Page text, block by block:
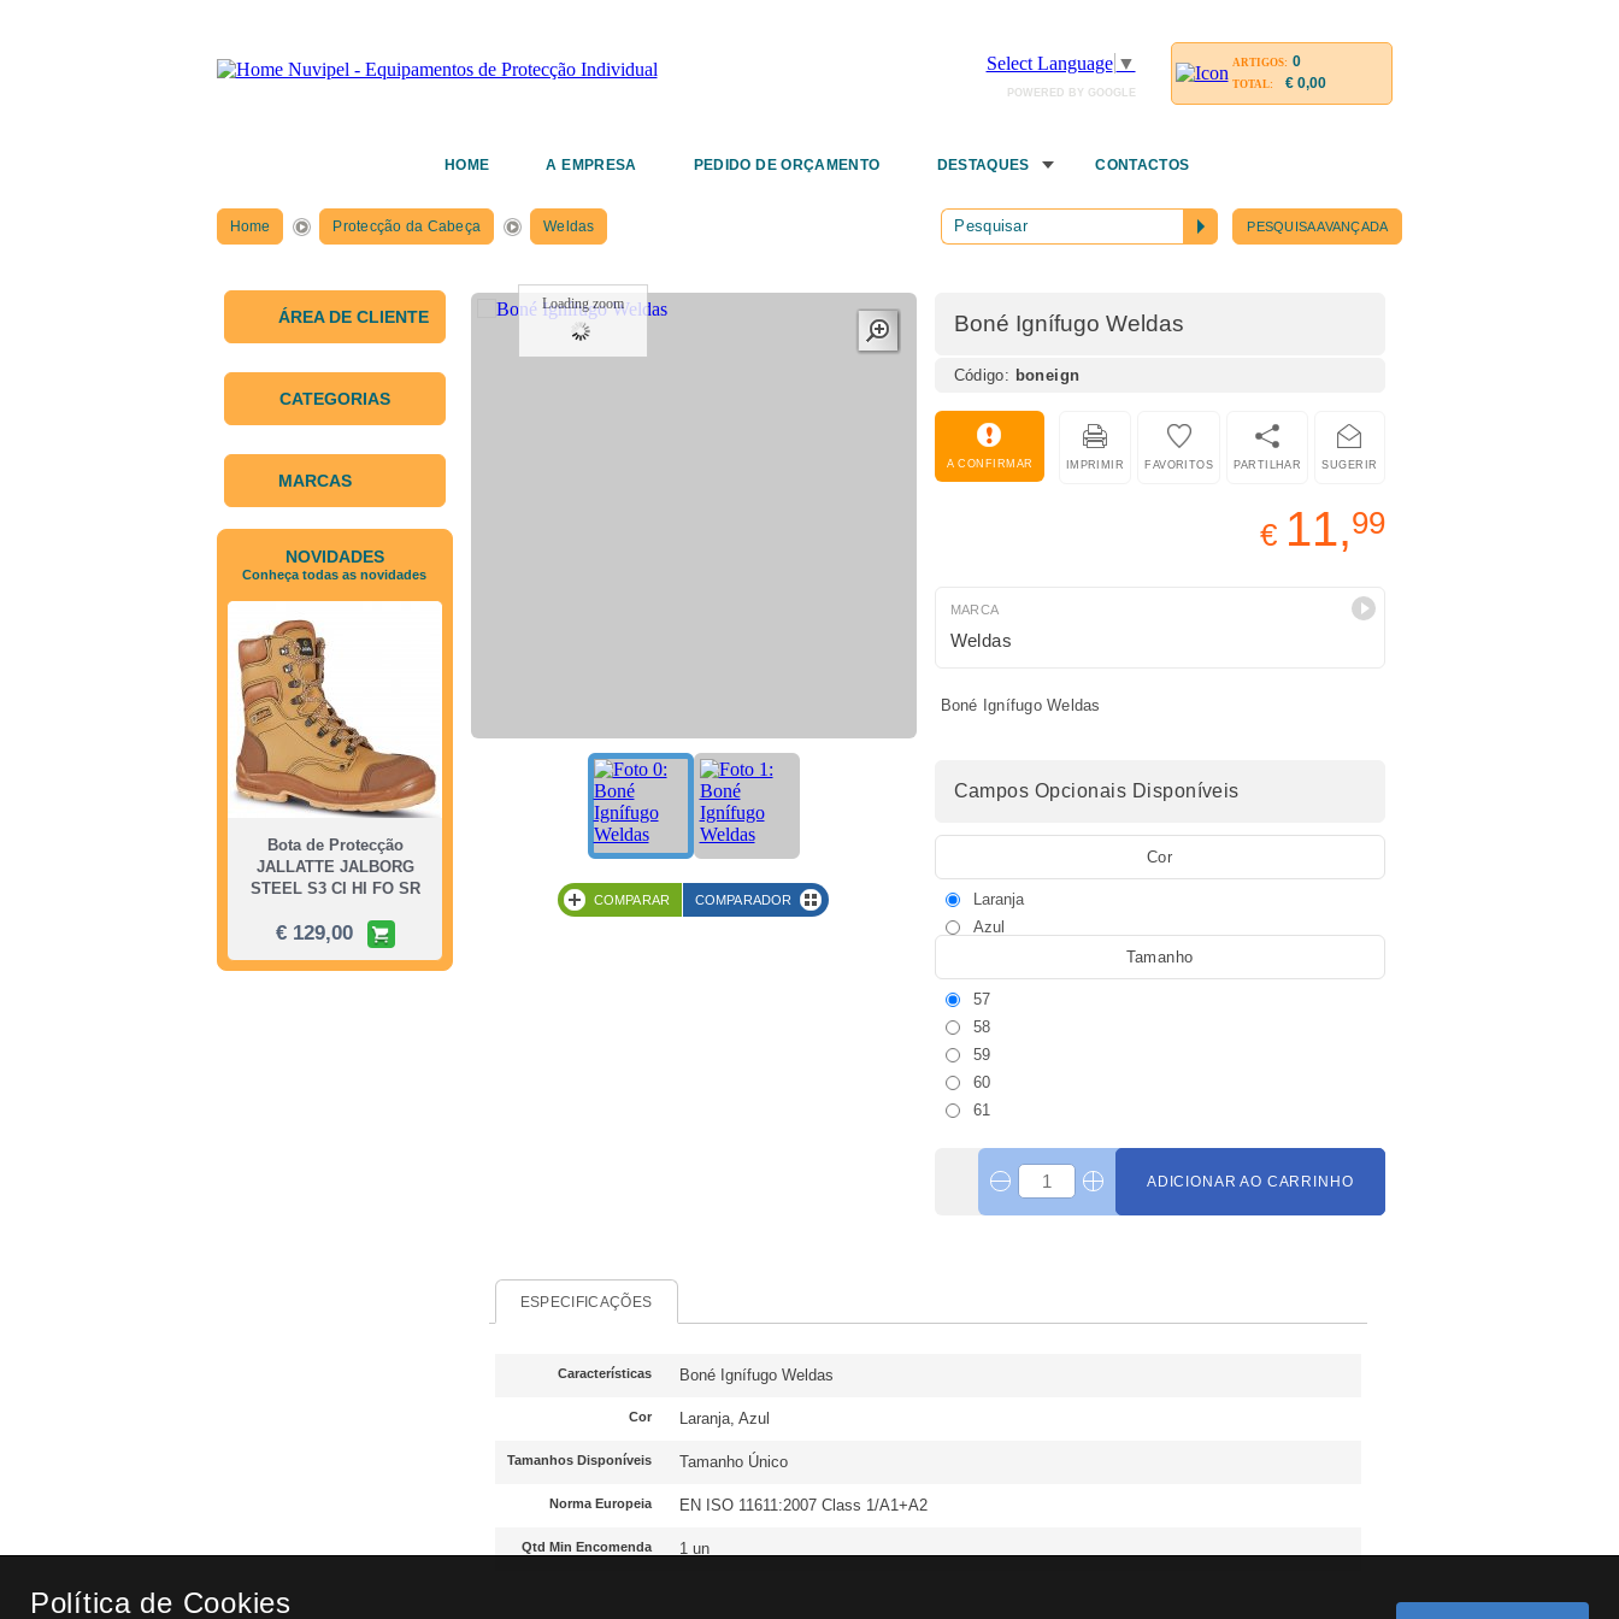
Select Language ▼
POWERED BY GOOGLE
ARTIGOS: 0
TOTAL: € 0,00
HOME A EMPRESA PEDIDO DE ORÇAMENTO DESTAQUES CONTACTOS
Home Protecção da Cabeça Weldas PESQUISA AVANÇADA
ÁREA DE CLIENTE
CATEGORIAS
MARCAS
NOVIDADES
Conheça todas as novidades
Bota de Protecção
JALLATTE JALBORG
STEEL S3 CI HI FO SR
€ 129,00
Peak Montana HDry S3
Loading zoom
COMPARAR COMPARADOR
Boné Ignífugo Weldas
Código: boneign
A CONFIRMAR SUGERIR
PARTILHAR
FAVORITOS
IMPRIMIR
€ 11,99
MARCA
Weldas
Boné Ignífugo Weldas
Campos Opcionais Disponíveis
Cor
Laranja
Azul
Tamanho
57
58
59
60
61
ADICIONAR AO CARRINHO
ESPECIFICAÇÕES
Características Boné Ignífugo Weldas
Cor Laranja, Azul
Tamanhos Disponíveis Tamanho Único
Norma Europeia EN ISO 11611:2007 Class 1/A1+A2
Qtd Min Encomenda 1 un
Política de Cookies